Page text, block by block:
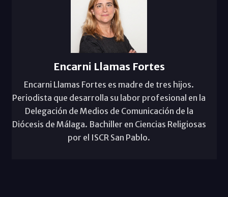
Encarni Llamas Fortes
Encarni Llamas Fortes es madre de tres hijos.
Periodista que desarrolla su labor profesional en la
Delegación de Medios de Comunicación de la
Diócesis de Málaga. Bachiller en Ciencias Religiosas
por el ISCR San Pablo.